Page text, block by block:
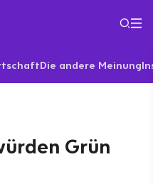
Die andere Meinung
Grün